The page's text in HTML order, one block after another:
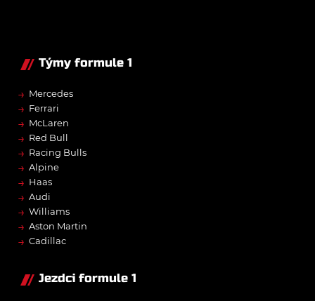
Týmy formule 1
→ Mercedes
→ Ferrari
→ McLaren
→ Red Bull
→ Racing Bulls
→ Alpine
→ Haas
→ Audi
→ Williams
→ Aston Martin
→ Cadillac
Jezdci formule 1